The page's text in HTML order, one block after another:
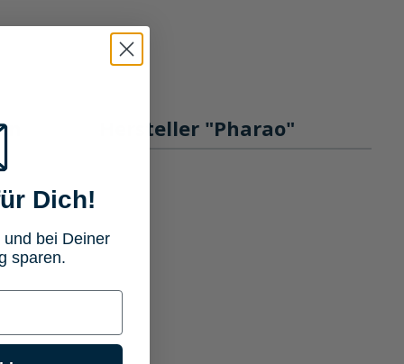
Hersteller "Pharao"
Dich!
bei Deiner
sparen.